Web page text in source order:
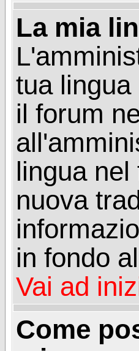
La mia
tua
il forum
lingua
nuova
in fondo
Vai ad
Come